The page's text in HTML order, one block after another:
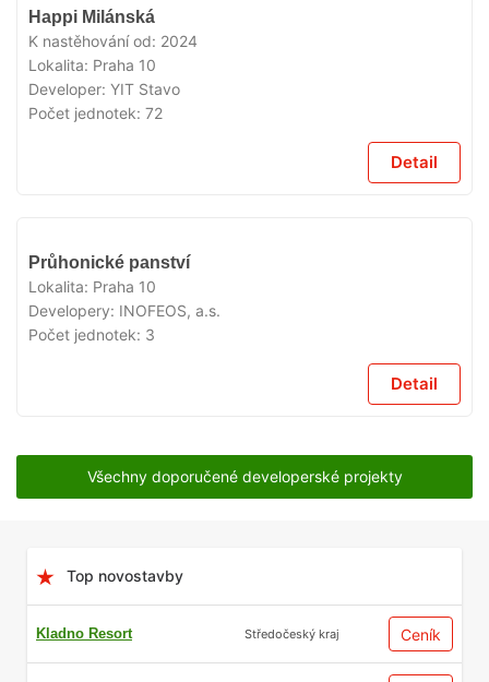
Happi Milánská
K nastěhování od: 2024
Lokalita: Praha 10
Developer: YIT Stavo
Počet jednotek: 72
Detail
Průhonické panství
Lokalita: Praha 10
Developery: INOFEOS, a.s.
Počet jednotek: 3
Detail
Všechny doporučené developerské projekty
Top novostavby
Kladno Resort Středočeský kraj Ceník